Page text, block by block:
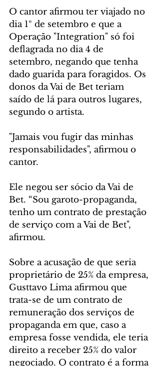
O cantor afirmou ter viajado no
dia 1º de setembro e que a
Operação "Integration" só foi
deflagrada no dia 4 de
setembro, negando que tenha
dado guarida para foragidos. Os
donos da Vai de Bet teriam
saído de lá para outros lugares,
segundo o artista.
"Jamais vou fugir das minhas
responsabilidades", afirmou o
cantor.
Ele negou ser sócio da Vai de
Bet. “Sou garoto-propaganda,
tenho um contrato de prestação
de serviço com a Vai de Bet",
afirmou.
Sobre a acusação de que seria
proprietário de 25% da empresa,
Gusttavo Lima afirmou que
trata-se de um contrato de
remuneração dos serviços de
propaganda em que, caso a
empresa fosse vendida, ele teria
direito a receber 25% do valor
negociado. O contrato é a forma